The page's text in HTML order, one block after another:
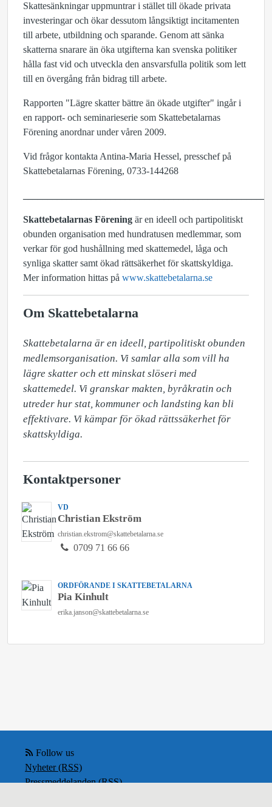
Skattesänkningar uppmuntrar i stället till ökade privata
investeringar och ökar dessutom långsiktigt incitamenten
till arbete, utbildning och sparande. Genom att sänka
skatterna snarare än öka utgifterna kan svenska politiker
hålla fast vid och utveckla den ansvarsfulla politik som lett
till en övergång från bidrag till arbete.
Rapporten "Lägre skatter bättre än ökade utgifter" ingår i
en rapport- och seminarieserie som Skattebetalarnas
Förening anordnar under våren 2009.
Vid frågor kontakta Antina-Maria Hessel, presschef på
Skattebetalarnas Förening, 0733-144268
Skattebetalarnas Förening är en ideell och partipolitiskt
obunden organisation med hundratusen medlemmar, som
verkar för god hushållning med skattemedel, låga och
synliga skatter samt ökad rättsäkerhet för skattskyldiga.
Mer information hittas på www.skattebetalarna.se
Om Skattebetalarna
Skattebetalarna är en ideell, partipolitiskt obunden
medlemsorganisation. Vi samlar alla som vill ha
lägre skatter och ett minskat slöseri med
skattemedel. Vi granskar makten, byråkratin och
utreder hur stat, kommuner och landsting kan bli
effektivare. Vi kämpar för ökad rättssäkerhet för
skattskyldiga.
Kontaktpersoner
VD
Christian Ekström
christian.ekstrom@skattebetalarna.se
0709 71 66 66
ORDFÖRANDE I SKATTEBETALARNA
Pia Kinhult
erika.janson@skattebetalarna.se
Follow us
Nyheter (RSS)
Pressmeddelanden (RSS)